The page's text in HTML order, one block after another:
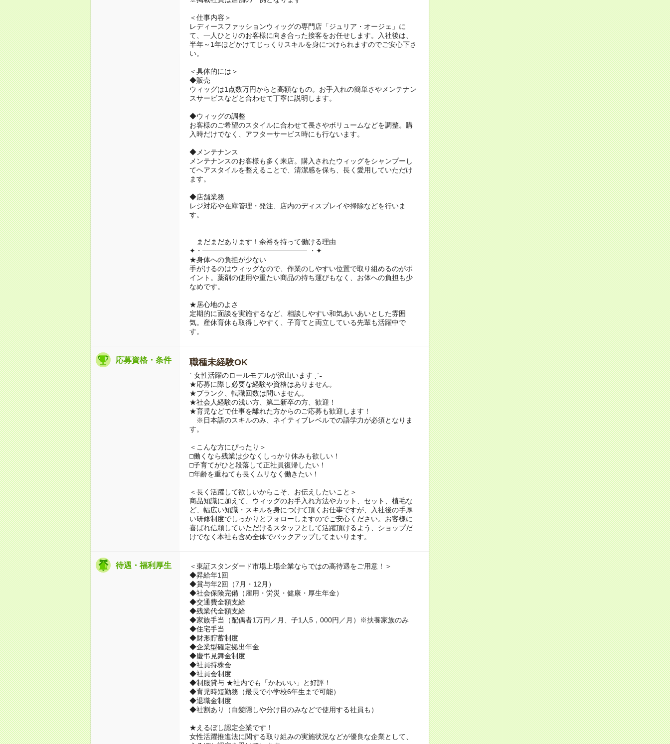
＜仕事内容＞
レディースファッションウィッグの専門店「ジュリア・オージェ」に
て、一人ひとりのお客様に向き合った接客をお任せします。入社後は、
半年～1年ほどかけてじっくりスキルを身につけられますのでご安心下さ
い。
＜具体的には＞
◆販売
ウィッグは1点数万円からと高額なもの。お手入れの簡単さやメンテナン
スサービスなどと合わせて丁寧に説明します。
◆ウィッグの調整
お客様のご希望のスタイルに合わせて長さやボリュームなどを調整。購
入時だけでなく、アフターサービス時にも行ないます。
◆メンテナンス
メンテナンスのお客様も多く来店。購入されたウィッグをシャンプーし
てヘアスタイルを整えることで、清潔感を保ち、長く愛用していただけ
ます。
◆店舗業務
レジ対応や在庫管理・発注、店内のディスプレイや掃除などを行いま
す。
まだまだあります！余裕を持って働ける理由
✦・───────────────────── ・✦
★身体への負担が少ない
手がけるのはウィッグなので、作業のしやすい位置で取り組めるのがポ
イント。薬剤の使用や重たい商品の持ち運びもなく、お体への負担も少
なめです。
★居心地のよさ
定期的に面談を実施するなど、相談しやすい和気あいあいとした雰囲
気。産休育休も取得しやすく、子育てと両立している先輩も活躍中で
す。
応募資格・条件 職種未経験OK
ˋ 女性活躍のロールモデルが沢山います ˎˊ˗
★応募に際し必要な経験や資格はありません。
★ブランク、転職回数は問いません。
★社会人経験の浅い方、第二新卒の方、歓迎！
★育児などで仕事を離れた方からのご応募も歓迎します！
※日本語のスキルのみ、ネイティブレベルでの語学力が必須となりま
す。
＜こんな方にぴったり＞
□働くなら残業は少なくしっかり休みも欲しい！
□子育てがひと段落して正社員復帰したい！
□年齢を重ねても長くムリなく働きたい！
＜長く活躍して欲しいからこそ、お伝えしたいこと＞
商品知識に加えて、ウィッグのお手入れ方法やカット、セット、植毛な
ど、幅広い知識・スキルを身につけて頂くお仕事ですが、入社後の手厚
い研修制度でしっかりとフォローしますのでご安心ください。お客様に
喜ばれ信頼していただけるスタッフとして活躍頂けるよう、ショップだ
けでなく本社も含め全体でバックアップしてまいります。
待遇・福利厚生
＜東証スタンダード市場上場企業ならではの高待遇をご用意！＞
◆昇給年1回
◆賞与年2回（7月・12月）
◆社会保険完備（雇用・労災・健康・厚生年金）
◆交通費全額支給
◆残業代全額支給
◆家族手当（配偶者1万円／月、子1人5，000円／月）※扶養家族のみ
◆住宅手当
◆財形貯蓄制度
◆企業型確定拠出年金
◆慶弔見舞金制度
◆社員持株会
◆社員会制度
◆制服貸与 ★社内でも「かわいい」と好評！
◆育児時短勤務（最長で小学校6年生まで可能）
◆退職金制度
◆社割あり（白髪隠しや分け目のみなどで使用する社員も）
★えるぼし認定企業です！
女性活躍推進法に関する取り組みの実施状況などが優良な企業として、